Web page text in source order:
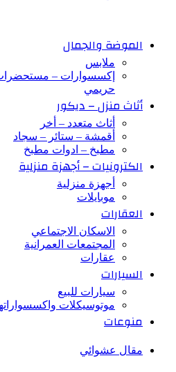
الموضة والجمال
ملابس
إكسسوارات –
حريمي
أثاث منزل – ديكور
أثاث متعدد – أخر
أقمشة – ستائر – سجاد
مطبخ – ادوات مطبخ
الكترونيات – أجهزة منزلية
أجهزة منزلية
موبايلات
العقارات
الاسكان الاجتماعي
المجتمعات العمرانية
عقارات
السيارات
سيارات للبيع
موتوسيكلات
منوعات
مقال عشوائي